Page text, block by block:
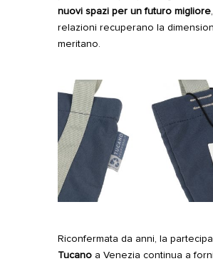
nuovi spazi per un futuro migliore
relazioni recuperano la
meritano.
Riconfermata da anni, la
Tucanoa Venezia continua a